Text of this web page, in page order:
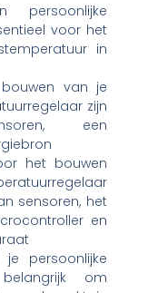
voor het
in
van je
zijn
een
het bouwen
sensoren, het
en
persoonlijke
om